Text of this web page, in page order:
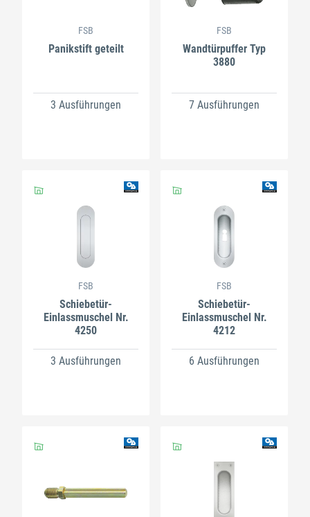
FSB
Panikstift geteilt
3 Ausführungen
FSB
Wandtürpuffer Typ
3880
7 Ausführungen
FSB
Schiebetür-
Einlassmuschel Nr.
4250
3 Ausführungen
FSB
Schiebetür-
Einlassmuschel Nr.
4212
6 Ausführungen